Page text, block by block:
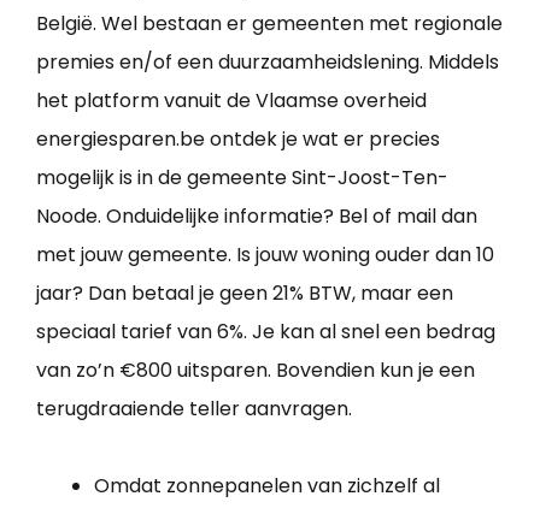
België. Wel bestaan er gemeenten met regionale
premies en/of een duurzaamheidslening. Middels
het platform vanuit de Vlaamse overheid
energiesparen.be ontdek je wat er precies
mogelijk is in de gemeente Sint-Joost-Ten-
Noode. Onduidelijke informatie? Bel of mail dan
met jouw gemeente. Is jouw woning ouder dan 10
jaar? Dan betaal je geen 21% BTW, maar een
speciaal tarief van 6%. Je kan al snel een bedrag
van zo’n €800 uitsparen. Bovendien kun je een
terugdraaiende teller aanvragen.
Omdat zonnepanelen van zichzelf al